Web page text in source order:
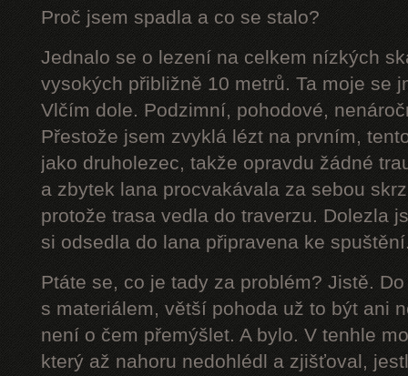
Proč jsem spadla a co se stalo?
Jednalo se o lezení na celkem nízkých
vysokých přibližně 10 metrů. Ta moje se
Vlčím dole. Podzimní, pohodové,
Přestože jsem zvyklá lézt na prvním,
jako druholezec, takže opravdu žádné
a zbytek lana procvakávala za sebou
protože trasa vedla do traverzu. Dolezla
si odsedla do lana připravena ke
Ptáte se, co je tady za problém? Jistě.
s materiálem, větší pohoda už to být ani
není o čem přemýšlet. A bylo. V tenhle
který až nahoru nedohlédl a zjišťoval,